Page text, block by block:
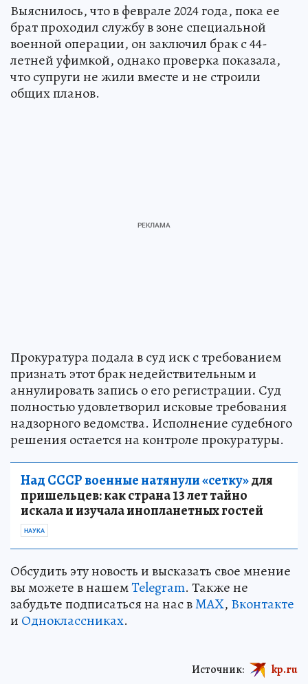
Выяснилось, что в феврале 2024 года, пока ее
брат проходил службу в зоне специальной
военной операции, он заключил брак с 44-
летней уфимкой, однако проверка показала,
что супруги не жили вместе и не строили
общих планов.
Прокуратура подала в суд иск с требованием
признать этот брак недействительным и
аннулировать запись о его регистрации. Суд
полностью удовлетворил исковые требования
надзорного ведомства. Исполнение судебного
решения остается на контроле прокуратуры.
Над СССР военные натянули «сетку»для
пришельцев: как страна 13 лет тайно
искала и изучала инопланетных гостей
НАУКА
Обсудить эту новость и высказать свое мнение
вы можете в нашемTelegram. Также не
забудьте подписаться на нас вMAX, Вконтакте
и Одноклассниках.
Источник: kp.ru